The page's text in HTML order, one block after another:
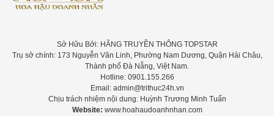
Sở Hữu Bởi: HÃNG TRUYỀN THÔNG TOPSTAR
Trụ sở chính: 173 Nguyễn Văn Linh, Phường Nam Dương, Quận Hải Châu,
Thành phố Đà Nẵng, Việt Nam.
Hotline: 0901.155.266
Email: admin@trithuc24h.vn
Chịu trách nhiệm nội dung: Huỳnh Trương Minh Tuấn
Website: www.hoahaudoanhnhan.com